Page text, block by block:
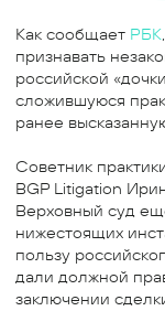
Как сообщает РБК
признавать
российской
сложившуюся
ранее
Советник
BGP Litigation
Верховный суд
нижестоящих
пользу
дали должной
заключении